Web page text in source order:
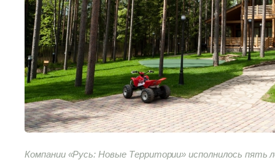
Компании «Русь: Новые Территории» исполнилось пять